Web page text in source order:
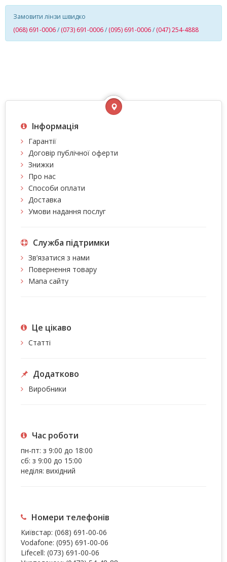
Замовити лінзи швидко
(068) 691-0006/ (073) 691-0006/ (095) 691-0006/ (047) 254-4888
Інформація
Гарантії
Договір публічної оферти
Знижки
Про нас
Способи оплати
Доставка
Умови надання послуг
Служба підтримки
Зв’язатися з нами
Повернення товару
Мапа сайту
Це цiкаво
Статті
Додатково
Виробники
Час роботи
пн-пт: з 9:00 до 18:00
сб: з 9:00 до 15:00
неділя: вихідний
Номери телефонів
Київстар: (068) 691-00-06
Vodafone: (095) 691-00-06
Lifecell: (073) 691-00-06